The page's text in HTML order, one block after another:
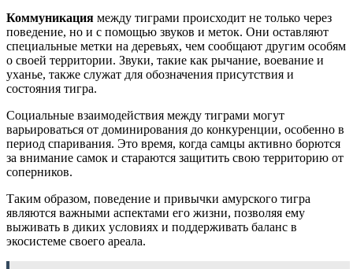
Коммуникация между тиграми происходит не только через
поведение, но и с помощью звуков и меток. Они оставляют
специальные метки на деревьях, чем сообщают другим особям
о своей территории. Звуки, такие как рычание, воевание и
уханье, также служат для обозначения присутствия и
состояния тигра.
Социальные взаимодействия между тиграми могут
варьироваться от доминирования до конкуренции, особенно в
период спаривания. Это время, когда самцы активно борются
за внимание самок и стараются защитить свою территорию от
соперников.
Таким образом, поведение и привычки амурского тигра
являются важными аспектами его жизни, позволяя ему
выживать в диких условиях и поддерживать баланс в
экосистеме своего ареала.